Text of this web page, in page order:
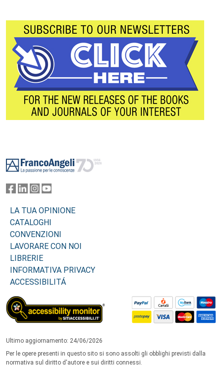
LA TUA OPINIONE
CATALOGHI
CONVENZIONI
LAVORARE CON NOI
LIBRERIE
INFORMATIVA PRIVACY
ACCESSIBILITÁ
Ultimo aggiornamento: 24/06/2026
Per le opere presenti in questo sito si sono assolti gli obblighi previsti dalla
normativa sul diritto d'autore e sui diritti connessi.